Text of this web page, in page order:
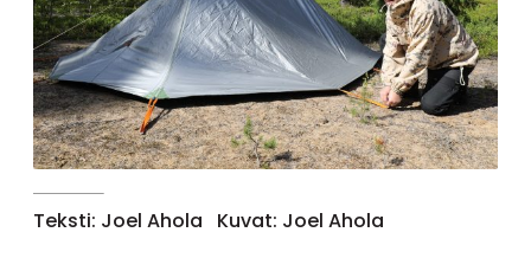
Teksti: Joel Ahola Kuvat: Joel Ahola